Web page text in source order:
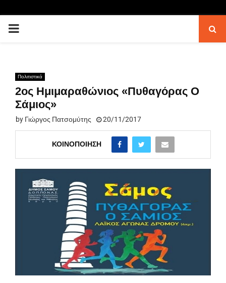
PRIMARY
Πολιτιστικά
2ος Ημιμαραθώνιος «Πυθαγόρας Ο
Σάμιος»
by Γιώργος Πατσομύτης 20/11/2017
ΚΟΙΝΟΠΟΊΗΣΗ